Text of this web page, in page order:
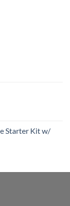
Starter Kit w/